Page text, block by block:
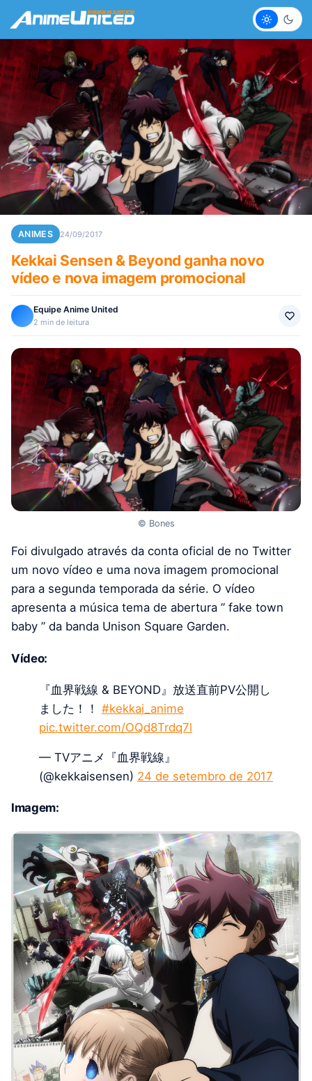
Claro
ANIMES 24/09/2017
Kekkai Sensen & Beyond ganha novo
vídeo e nova imagem promocional
Equipe Anime United
2 min de leitura
© Bones
Foi divulgado através da conta oficial de no Twitter
um novo vídeo e uma nova imagem promocional
para a segunda temporada da série. O vídeo
apresenta a música tema de abertura ” fake town
baby ” da banda Unison Square Garden.
Vídeo:
『血界戦線 & BEYOND』放送直前PV公開し
ました！！ #kekkai_anime
pic.twitter.com/OQd8Trdq7l
— TVアニメ『血界戦線』
(@kekkaisensen) 24 de setembro de 2017
Imagem: